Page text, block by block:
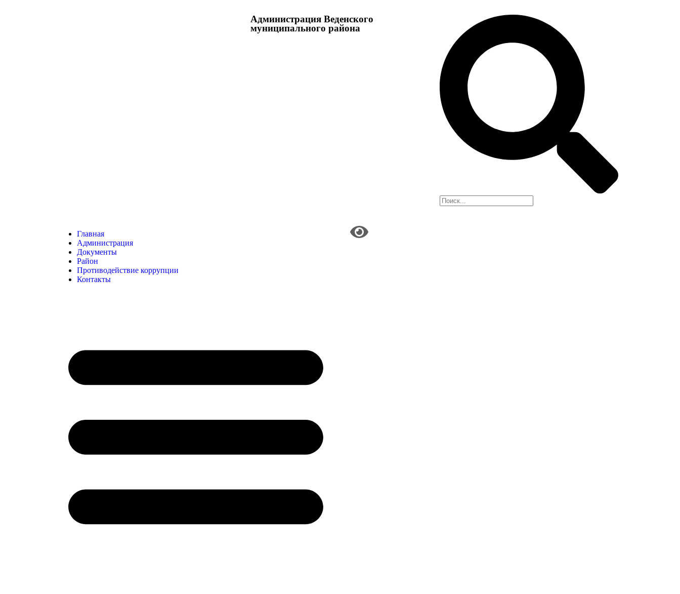
Администрация Веденского
муниципального района
Главная
Администрация
Документы
Район
Противодействие коррупции
Контакты